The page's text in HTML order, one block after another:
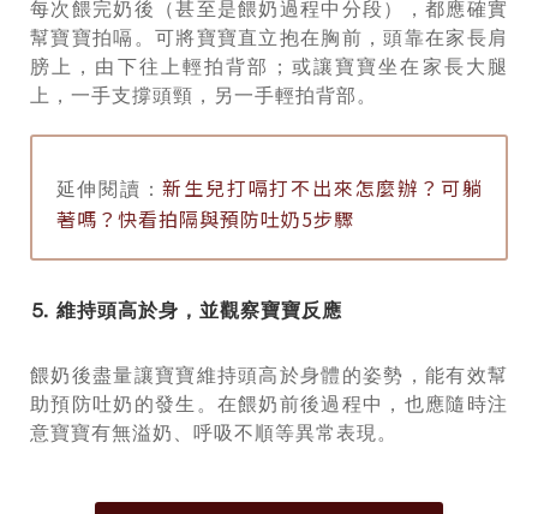
每次餵完奶後（甚至是餵奶過程中分段），都應確實
幫寶寶拍嗝。可將寶寶直立抱在胸前，頭靠在家長肩
膀上，由下往上輕拍背部；或讓寶寶坐在家長大腿
上，一手支撐頭頸，另一手輕拍背部。
延伸閱讀：新生兒打嗝打不出來怎麼辦？可躺
著嗎？快看拍隔與預防吐奶5步驟
⒌ 維持頭高於身，並觀察寶寶反應
餵奶後盡量讓寶寶維持頭高於身體的姿勢，能有效幫
助預防吐奶的發生。在餵奶前後過程中，也應隨時注
意寶寶有無溢奶、呼吸不順等異常表現。